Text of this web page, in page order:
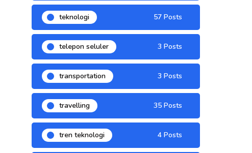
teknologi 57 Posts
telepon seluler 3 Posts
transportation 3 Posts
travelling 35 Posts
tren teknologi 4 Posts